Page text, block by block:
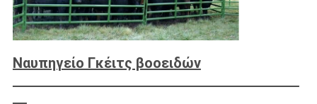
Ναυπηγείο Γκέιτς βοοειδών